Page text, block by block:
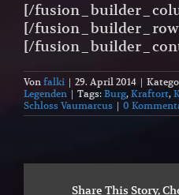
[/
[/
[/
Von falki | 29. April 2014 |
Legenden | Tags: Burg, Kraftort,
Schloss Vaumarcus | 0
Share This Story,